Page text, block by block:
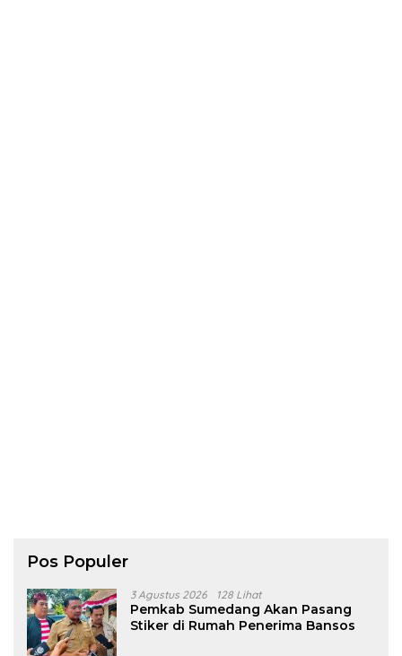
Pos Populer
3 Agustus 2026 128 Lihat
Pemkab Sumedang Akan Pasang
Stiker di Rumah Penerima Bansos